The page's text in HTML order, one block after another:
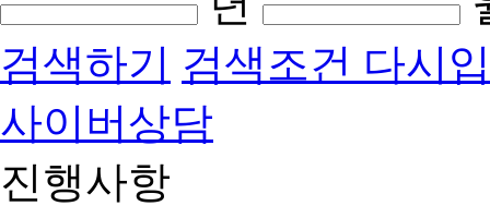
검색하기 검색조건 다시
사이버상담
진행사항